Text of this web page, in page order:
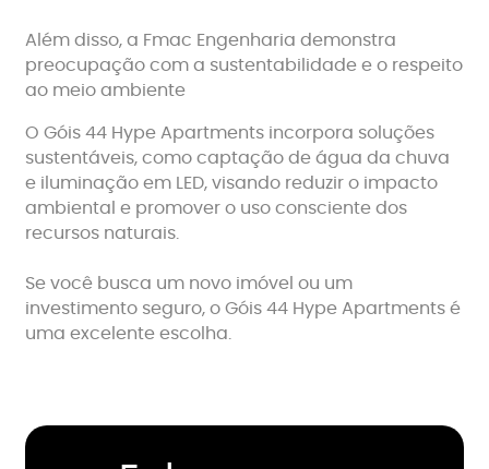
Além disso, a Fmac Engenharia demonstra
preocupação com a sustentabilidade e o respeito
ao meio ambiente
O Góis 44 Hype Apartments incorpora soluções
sustentáveis, como captação de água da chuva
e iluminação em LED, visando reduzir o impacto
ambiental e promover o uso consciente dos
recursos naturais.
Se você busca um novo imóvel ou um
investimento seguro, o Góis 44 Hype Apartments é
uma excelente escolha.